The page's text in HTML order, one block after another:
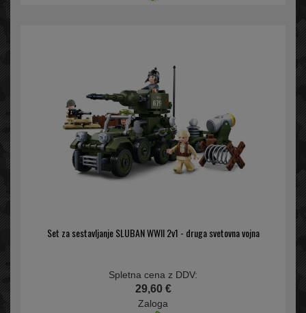
Set za sestavljanje SLUBAN WWII 2v1 - druga svetovna vojna
Spletna cena z DDV:
29,60 €
Zaloga